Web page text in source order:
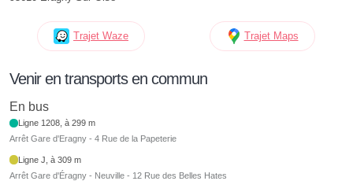
Trajet Waze Trajet Maps
Venir en transports en commun
En bus
Ligne 1208, à 299 m
Arrêt Gare d'Eragny - 4 Rue de la Papeterie
Ligne J, à 309 m
Arrêt Gare d'Éragny - Neuville - 12 Rue des Belles Hates